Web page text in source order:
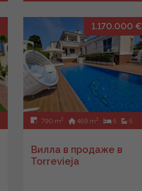
1.170.000 €
790 m2 469 m2 5 5
Вилла в продаже в
Torrevieja